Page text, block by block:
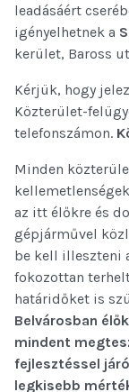
leadásáért
igényelhetnek a
kerület, Baross
Kérjük, hogy
Közterület-
telefonszámon.
Minden
az itt élőkre és
gépjárművel
be kell illeszteni
fokozottan
határidőket is
Belvárosban
mindent
fejlesztéssel
legkisebb